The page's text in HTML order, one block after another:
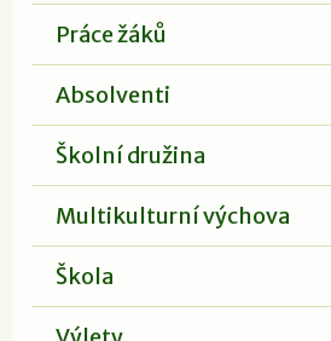
Práce žáků
Absolventi
Školní družina
Multikulturní výchova
Škola